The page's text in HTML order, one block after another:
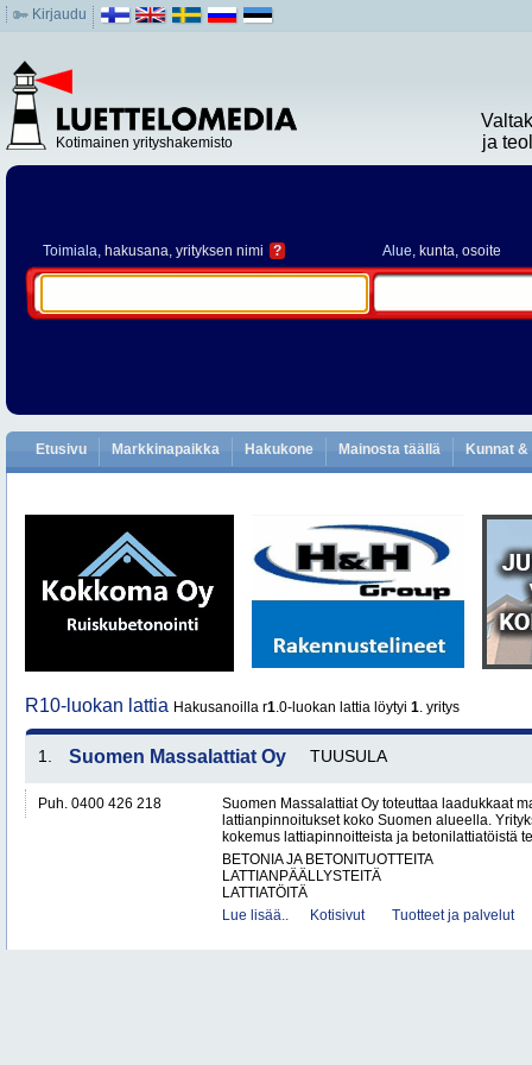
Kirjaudu
Kotimainen yrityshakemisto
ja
Toimiala, hakusana, yrityksen nimi ? Alue, kunta, osoite
Etusivu Markkinapaikka Hakukone Mainosta täällä Kunnat
R10-luokan lattia Hakusanoilla r1.0-luokan lattia löytyi 1. yritys
1. Suomen Massalattiat Oy TUUSULA
Puh. 0400 426 218
Suomen Massalattiat Oy toteuttaa laadukkaat
lattianpinnoitukset koko Suomen alueella.
kokemus lattiapinnoitteista ja betonilattiatöistä
BETONIA JA BETONITUOTTEITA
LATTIANPÄÄLLYSTEITÄ
LATTIATÖITÄ
Lue lisää..
Kotisivut Tuotteet ja palvelut